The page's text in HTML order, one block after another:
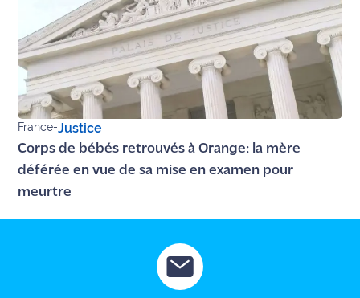
Qui
sommes
nous ?
Devenir
annonceur
Recrutement
légales
France-Justice
Corps de bébés retrouvés à Orange: la mère
déférée en vue de sa mise en examen pour
meurtre